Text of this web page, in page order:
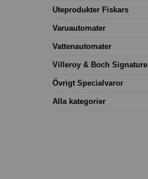
Uteprodukter Fiskars
Varuautomater
Vattenautomater
Villeroy & Boch Signature
Övrigt Specialvaror
Alla kategorier